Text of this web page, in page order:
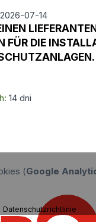
07-14
FÜR DIE
14 dni
(Google
Datenschutzrichtlinie.